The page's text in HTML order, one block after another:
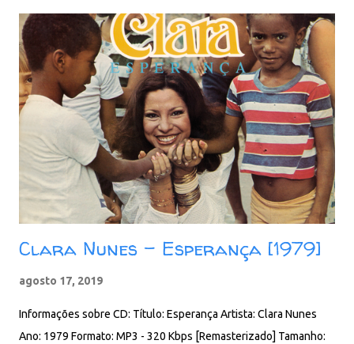
Clara Nunes - Esperança [1979]
agosto 17, 2019
Informações sobre CD: Título: Esperança Artista: Clara Nunes
Ano: 1979 Formato: MP3 - 320 Kbps [Remasterizado] Tamanho: